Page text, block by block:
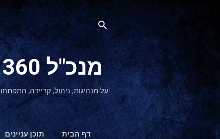
מנכ"ל 360 CEO - מנהיגות והתפתחות אישית
על מנהיגות, ניהול, קריירה,
דף הבית תוכן עניינים